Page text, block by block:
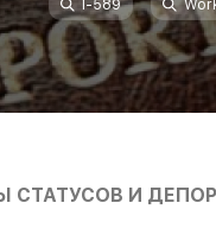
I-589
СТАТУСОВ И